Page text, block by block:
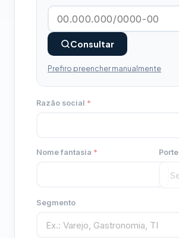
Consultar
Prefiro preencher manualmente
Razão social *
Nome fantasia * Porte
Segmento